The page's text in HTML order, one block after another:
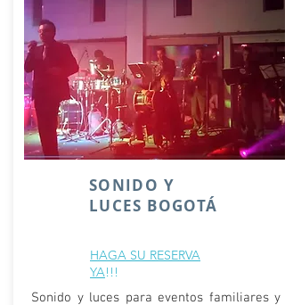
SONIDO Y
LUCES BOGOTÁ
HAGA SU RESERVA
YA!!!
Sonido y luces para eventos familiares y